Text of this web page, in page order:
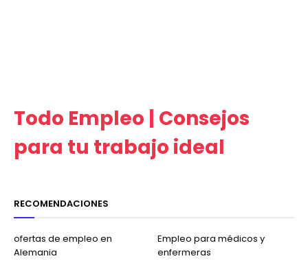
Todo Empleo | Consejos
para tu trabajo ideal
RECOMENDACIONES
ofertas de empleo en
Alemania
Empleo para médicos y
enfermeras